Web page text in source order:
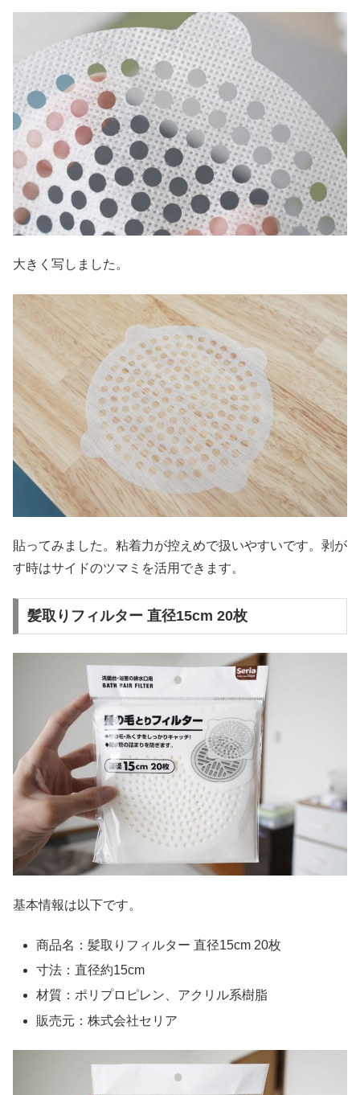
大きく写しました。
貼ってみました。粘着力が控えめで扱いやすいです。剥が
す時はサイドのツマミを活用できます。
髪取りフィルター 直径15cm 20枚
基本情報は以下です。
商品名：髪取りフィルター 直径15cm 20枚
寸法：直径約15cm
材質：ポリプロピレン、アクリル系樹脂
販売元：株式会社セリア